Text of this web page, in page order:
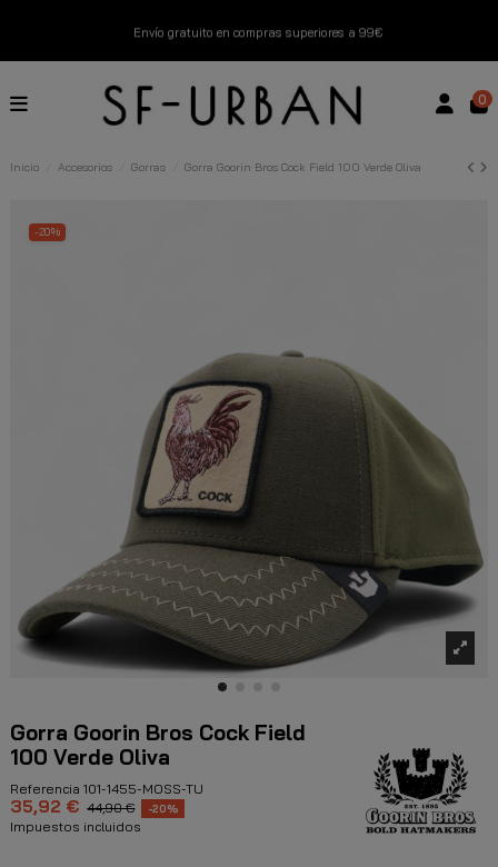
Envío gratuito en compras superiores a 99€
Nuevos productos disponibles esta semana
0
Inicio Accesorios Gorras Gorra Goorin Bros Cock Field 100 Verde Oliva
-20%
Gorra Goorin Bros Cock Field
100 Verde Oliva
Referencia 101-1455-MOSS-TU
35,92 € 44,90 € -20%
Impuestos incluidos